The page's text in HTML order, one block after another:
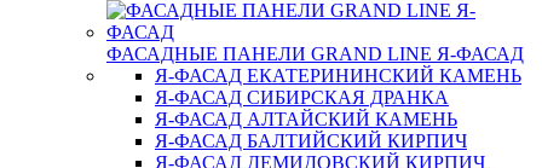
ФАСАДНЫЕ ПАНЕЛИ GRAND LINE Я-ФАСАД
Я-ФАСАД ЕКАТЕРИНИНСКИЙ КАМЕНЬ
Я-ФАСАД СИБИРСКАЯ ДРАНКА
Я-ФАСАД АЛТАЙСКИЙ КАМЕНЬ
Я-ФАСАД БАЛТИЙСКИЙ КИРПИЧ
Я-ФАСАД ДЕМИДОВСКИЙ КИРПИЧ